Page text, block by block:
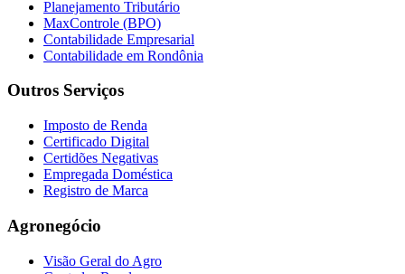
Planejamento Tributário
MaxControle (BPO)
Contabilidade Empresarial
Contabilidade em Rondônia
Outros Serviços
Imposto de Renda
Certificado Digital
Certidões Negativas
Empregada Doméstica
Registro de Marca
Agronegócio
Visão Geral do Agro